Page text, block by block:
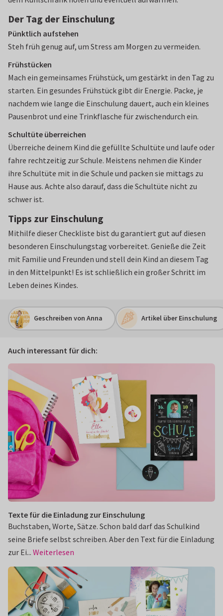
Der Tag der Einschulung
Pünktlich aufstehen
Steh früh genug auf, um Stress am Morgen zu vermeiden.
Frühstücken
Mach ein gemeinsames Frühstück, um gestärkt in den Tag zu
starten. Ein gesundes Frühstück gibt dir Energie. Packe, je
nachdem wie lange die Einschulung dauert, auch ein kleines
Pausenbrot und eine Trinkflasche für zwischendurch ein.
Schultüte überreichen
Überreiche deinem Kind die gefüllte Schultüte und laufe oder
fahre rechtzeitig zur Schule. Meistens nehmen die Kinder
ihre Schultüte mit in die Schule und packen sie mittags zu
Hause aus. Achte also darauf, dass die Schultüte nicht zu
schwer ist.
Tipps zur Einschulung
Mithilfe dieser Checkliste bist du garantiert gut auf diesen
besonderen Einschulungstag vorbereitet. Genieße die Zeit
mit Familie und Freunden und stell dein Kind an diesem Tag
in den Mittelpunkt! Es ist schließlich ein großer Schritt im
Leben deines Kindes.
Geschreiben von Anna Artikel über Einschulung
Auch interessant für dich:
Texte für die Einladung zur Einschulung
Buchstaben, Worte, Sätze. Schon bald darf das Schulkind
seine Briefe selbst schreiben. Aber den Text für die Einladung
zur Ei... Weiterlesen